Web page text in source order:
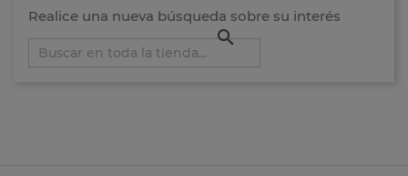
Realice una nueva búsqueda sobre su interés
